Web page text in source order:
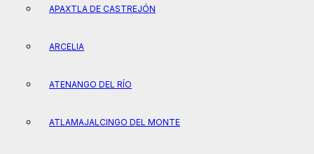
APAXTLA DE CASTREJÓN
ARCELIA
ATENANGO DEL RÍO
ATLAMAJALCINGO DEL MONTE